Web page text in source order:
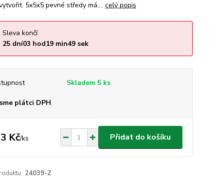
5x5x5 pevné středy má.... celý popis
Sleva končí:
25 dní03 hod19min48sek
Skladem 5 ks
plátci DPH
Kč/ks Přidat do košíku
24039-Z